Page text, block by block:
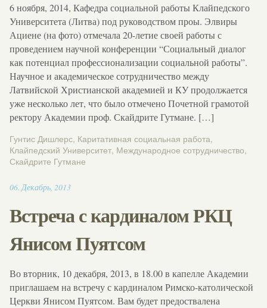
6 ноября, 2014, Кафедра социальной работы Клайпедского
Университета (Литва) под руководством проы. Элвиры
Ациене (на фото) отмечала 20-летие своей работы с
проведением научной конференции “Социальный диалог
как потенциал профессионализации социальной работы”.
Научное и академическое сотрудничество между
Латвийской Христианской академией и КУ продолжается
уже несколько лет, что было отмечено Почетной грамотой
ректору Академии проф. Скайдрите Гутмане. […]
Гунтис Дишлерс, Каритативная социальная работа,
Клайпедский Университет, Международное сотрудничество,
Скайдрите Гутмане
06.Декабрь, 201313:56
Встреча с кардиналом РКЦ
Янисом Пуятсом
Во вторник, 10 декабря, 2013, в 18.00 в капелле Академии
приглашаем на встречу с кардиналом Римско-католической
Церкви Янисом Пуятсом. Вам будет предоствалена